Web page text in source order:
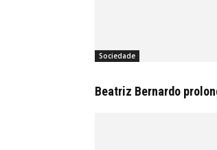
Sociedade
Beatriz Bernardo